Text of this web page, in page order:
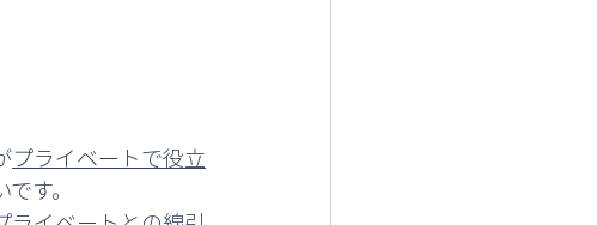
プライベートで役立
す。